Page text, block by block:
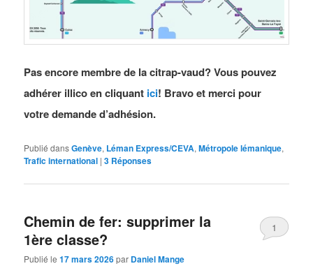
Pas encore membre de la citrap-vaud? Vous pouvez
adhérer illico en cliquant ici! Bravo et merci pour
votre demande d’adhésion.
Publié dansGenève, Léman Express/CEVA,Métropole lémanique,
Trafic international |3 Réponses
Chemin de fer: supprimer la
1ère classe?
Publié le17 mars 2026par Daniel Mange
1